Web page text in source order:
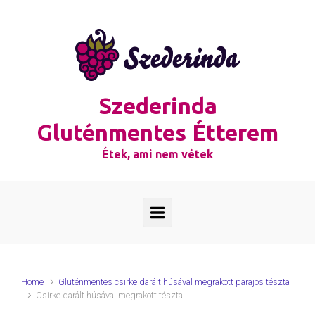
Szederinda
Gluténmentes Étterem
Étek, ami nem vétek
Home
Gluténmentes csirke darált húsával megrakott parajos tészta
Csirke darált húsával megrakott tészta